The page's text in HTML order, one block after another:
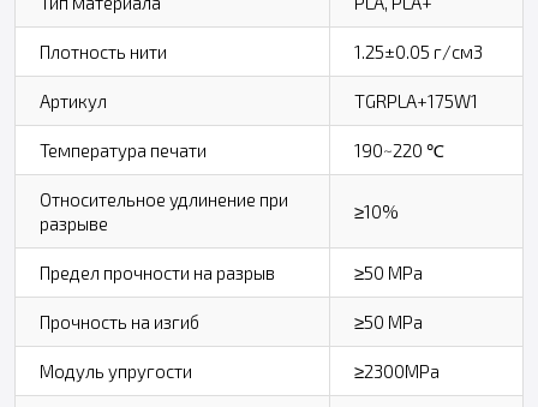
Плотность нити 1.25±0.05 г/см3
Артикул TGRPLA+175W1
Температура печати 190~220 ℃
Относительное удлинение при
разрыве
≥10%
Предел прочности на разрыв ≥50 MPa
Прочность на изгиб ≥50 MPa
Модуль упругости ≥2300MPa